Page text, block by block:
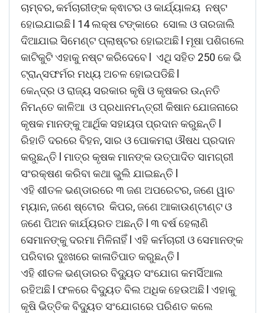
ଚାମ୍ବର, କର୍ମଚାରୀଙ୍କ କ୍ଵାଟର ଓ କାର୍ଯ୍ୟାଳୟ ନଷ୍ଟ
ହୋଇଯାଇଛି l 14 ଲକ୍ଷ ଟଙ୍କାରେ ସୋଲ ଓ ତାରଜାଲି
ଦିଆଯାଇ ସିମେଣ୍ଟ ପ୍ଲାଷ୍ଟର ହୋଇଅଛି l ମୂଷା ପଶିଗଲେ
କାଟିକୁଟି ଏହାକୁ ନଷ୍ଟ କରିଦେବେ l ଏଥି ସହିତ 250 କେ ଭି
ଟ୍ରାନ୍ସଫର୍ମର ମଧ୍ୟ ଅଚଳ ହୋଇପଡିଛି l
କେନ୍ଦ୍ର ଓ ରାଜ୍ୟ ସରକାର କୃଷି ଓ କୃଷକର ଉନ୍ନତି
ନିମନ୍ତେ କାଳିଆ ଓ ପ୍ରଧାନମନ୍ତ୍ରୀ କିଷାନ ଯୋଜନାରେ
କୃଷକ ମାନଙ୍କୁ ଆର୍ଥିକ ସହାୟତା ପ୍ରଦାନ କରୁଛନ୍ତି l
ରିହାତି ଦରରେ ବିହନ, ସାର ଓ ପୋକମରା ଔଷଧ ପ୍ରଦାନ
କରୁଛନ୍ତି l ମାତ୍ର କୃଷକ ମାନଙ୍କ ଉତ୍ପାଦିତ ସାମଗ୍ରୀ
ସଂରକ୍ଷଣ କରିବା କଥା ଭୁଲି ଯାଇଛନ୍ତି l
ଏହି ଶୀତଳ ଭଣ୍ଡାରରେ ୩ ଜଣ ଅପରେଟର, ଜଣେ ୱାଚ
ମ୍ୟାନ, ଜଣେ ଷ୍ଟୋର କିପର, ଜଣେ ଆକାଉଣ୍ଟାଣ୍ଟ ଓ
ଜଣେ ପିଅନ କାର୍ଯ୍ୟରତ ଅଛନ୍ତି l ୩ ବର୍ଷ ହେଲାଣି
ସେମାନଙ୍କୁ ଦରମା ମିଳିନାହିଁ l ଏହି କର୍ମଚାରୀ ଓ ସେମାନଙ୍କ
ପରିବାର ଦୁଃଖରେ କାଳାତିପାତ କରୁଛନ୍ତି l
ଏହି ଶୀତଳ ଭଣ୍ଡାରର ବିଦ୍ୟୁତ ସଂଯୋଗ କମର୍ସିଆଲ
ରହିଅଛି l ଫଳରେ ବିଦ୍ୟୁତ ବିଲ ଅଧିକ ହେଉଅଛି l ଏହାକୁ
କୃଷି ଭିତ୍ତିକ ବିଦ୍ୟୁତ ସଂଯୋଗରେ ପରିଣତ କଲେ